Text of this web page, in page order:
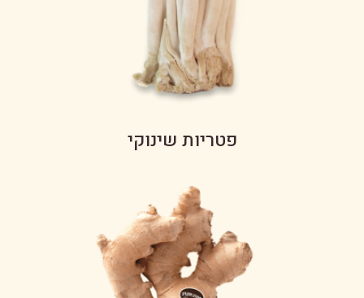
פטריות שינוקי